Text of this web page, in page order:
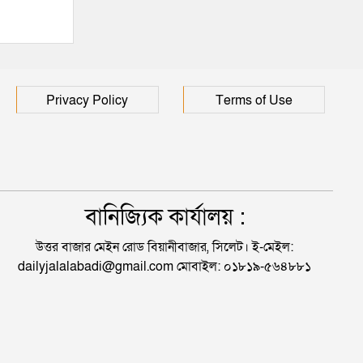
Privacy Policy Terms of Use
বানিজ্যিক কার্যালয় :
উত্তর বাজার মেইন রোড বিয়ানীবাজার, সিলেট। ই-মেইল:
dailyjalalabadi@gmail.com মোবাইল: ০১৮১৯-৫৬৪৮৮১